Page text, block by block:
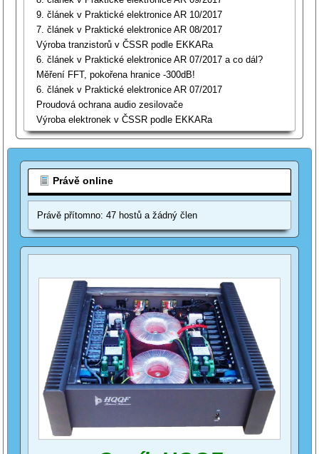
9. článek v Praktické elektronice AR 10/2017
7. článek v Praktické elektronice AR 08/2017
Výroba tranzistorů v ČSSR podle EKKARa
6. článek v Praktické elektronice AR 07/2017 a co dál?
Měření FFT, pokořena hranice -300dB!
6. článek v Praktické elektronice AR 07/2017
Proudová ochrana audio zesilovače
Výroba elektronek v ČSSR podle EKKARa
Právě online
Právě přítomno: 47 hostů a žádný člen